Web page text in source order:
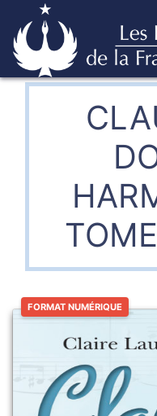
Skip
to Éditions de la
FORMAT NUMÉRIQUE